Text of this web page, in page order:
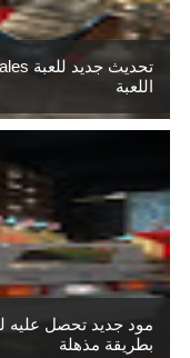
اللعبة
بطريقة مذهلة